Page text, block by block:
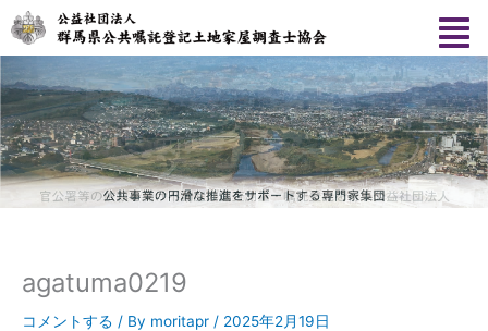
容
を
ス
キ
ッ
プ
agatuma0219
コメントする / By moritapr / 2025年2月19日